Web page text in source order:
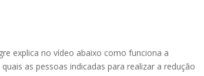
explica no vídeo abaixo como funciona a
as pessoas indicadas para realizar a redução